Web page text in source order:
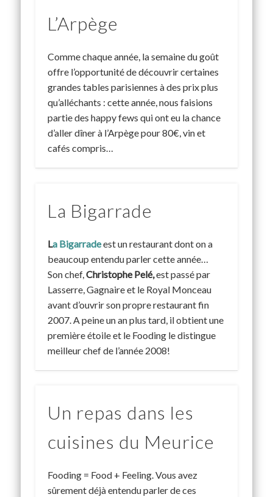
L’Arpège
Comme chaque année, la semaine du goût
offre l’opportunité de découvrir certaines
grandes tables parisiennes à des prix plus
qu’alléchants : cette année, nous faisions
partie des happy fews qui ont eu la chance
d’aller dîner à l’Arpège pour 80€, vin et
cafés compris…
La Bigarrade
La Bigarradeest un restaurant dont on a
beaucoup entendu parler cette année…
Son chef,Christophe Pelé,est passé par
Lasserre, Gagnaire et le Royal Monceau
avant d’ouvrir son propre restaurant fin
2007. A peine un an plus tard, il obtient une
première étoile et le Fooding le distingue
meilleur chef de l’année 2008!
Un repas dans les
cuisines du Meurice
Fooding = Food + Feeling. Vous avez
sûrement déjà entendu parler de ces